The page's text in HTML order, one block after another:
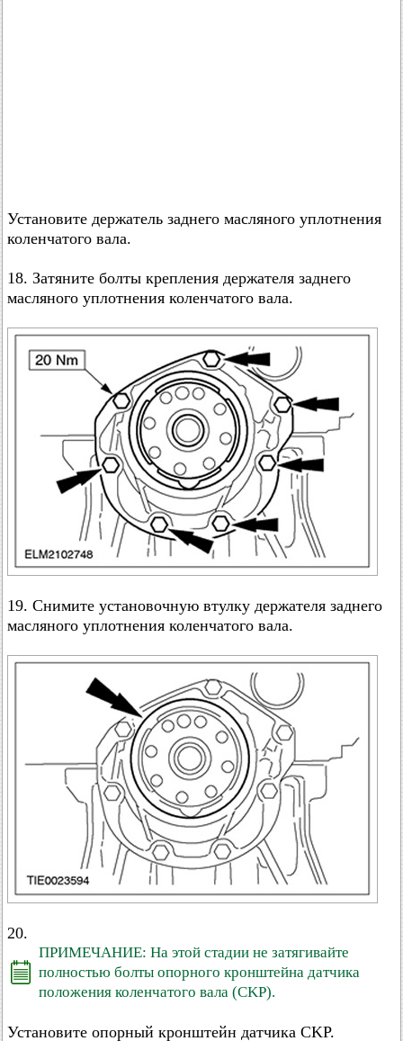
Установите держатель заднего масляного уплотнения
коленчатого вала.
18. Затяните болты крепления держателя заднего
масляного уплотнения коленчатого вала.
19. Снимите установочную втулку держателя заднего
масляного уплотнения коленчатого вала.
20.
ПРИМЕЧАНИЕ: На этой стадии не затягивайте
полностью болты опорного кронштейна датчика
положения коленчатого вала (CKP).
Установите опорный кронштейн датчика CKP.